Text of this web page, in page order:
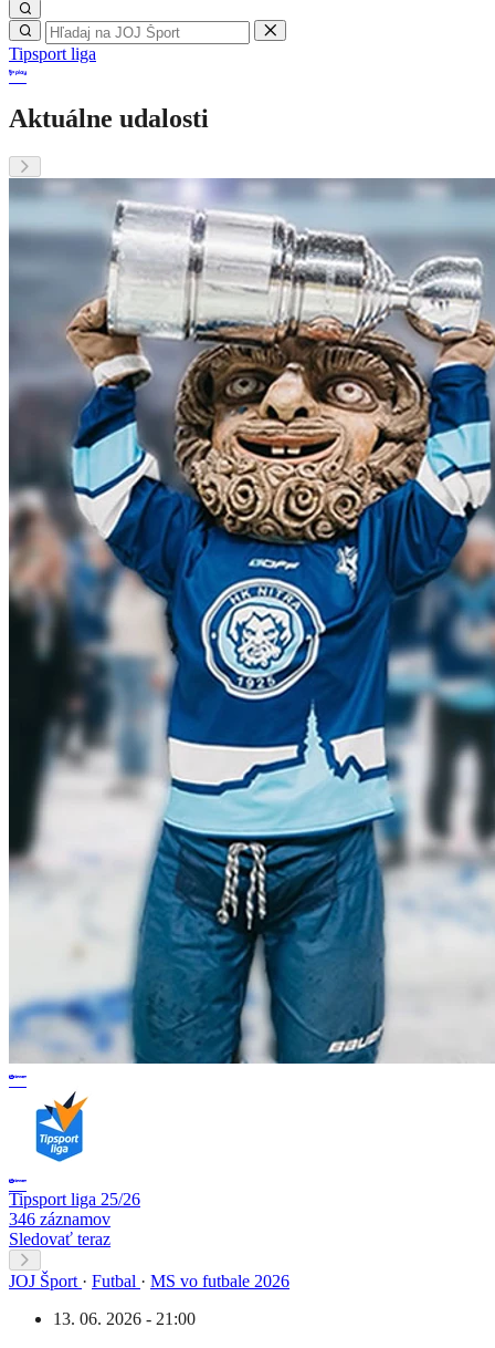
Tipsport liga
Aktuálne udalosti
Tipsport liga 25/26
346 záznamov
Sledovať teraz
JOJ Šport · Futbal · MS vo futbale 2026
13. 06. 2026 - 21:00